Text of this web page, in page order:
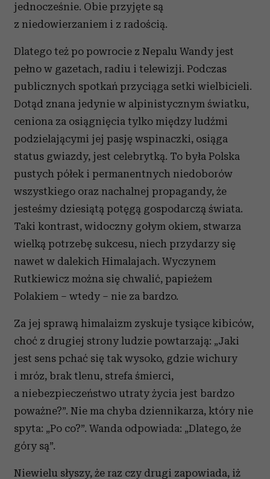
jednocześnie. Obie przyjęte są
z niedowierzaniem i z radością.
Dlatego też po powrocie z Nepalu Wandy jest
pełno w gazetach, radiu i telewizji. Podczas
publicznych spotkań przyciąga setki wielbicieli.
Dotąd znana jedynie w alpinistycznym światku,
ceniona za osiągnięcia tylko między ludźmi
podzielającymi jej pasję wspinaczki, osiąga
status gwiazdy, jest celebrytką. To była Polska
pustych półek i permanentnych niedoborów
wszystkiego oraz nachalnej propagandy, że
jesteśmy dziesiątą potęgą gospodarczą świata.
Taki kontrast, widoczny gołym okiem, stwarza
wielką potrzebę sukcesu, niech przydarzy się
nawet w dalekich Himalajach. Wyczynem
Rutkiewicz można się chwalić, papieżem
Polakiem – wtedy – nie za bardzo.
Za jej sprawą himalaizm zyskuje tysiące kibiców,
choć z drugiej strony ludzie powtarzają: „Jaki
jest sens pchać się tak wysoko, gdzie wichury
i mróz, brak tlenu, strefa śmierci,
a niebezpieczeństwo utraty życia jest bardzo
poważne?”. Nie ma chyba dziennikarza, który nie
spyta: „Po co?”. Wanda odpowiada: „Dlatego, że
góry są”.
Niewielu słyszy, że raz czy drugi zapowiada, iż